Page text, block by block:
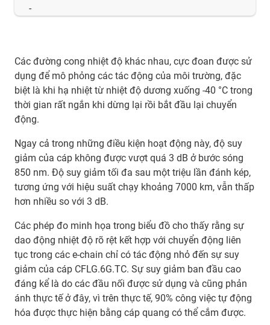
-
Các đường cong nhiệt độ khác nhau, cực đoan được sử
dụng để mô phỏng các tác động của môi trường, đặc
biệt là khi hạ nhiệt từ nhiệt độ dương xuống -40 °C trong
thời gian rất ngắn khi dừng lại rồi bắt đầu lại chuyển
động.
Ngay cả trong những điều kiện hoạt động này, độ suy
giảm của cáp không được vượt quá 3 dB ở bước sóng
850 nm. Độ suy giảm tối đa sau một triệu lần đánh kép,
tương ứng với hiệu suất chạy khoảng 7000 km, vẫn thấp
hơn nhiều so với 3 dB.
Các phép đo minh họa trong biểu đồ cho thấy rằng sự
dao động nhiệt độ rõ rệt kết hợp với chuyển động liên
tục trong các e-chain chỉ có tác động nhỏ đến sự suy
giảm của cáp CFLG.6G.TC. Sự suy giảm ban đầu cao
đáng kể là do các đầu nối được sử dụng và cũng phản
ánh thực tế ở đây, vì trên thực tế, 90% công việc tự động
hóa được thực hiện bằng cáp quang có thể cắm được.